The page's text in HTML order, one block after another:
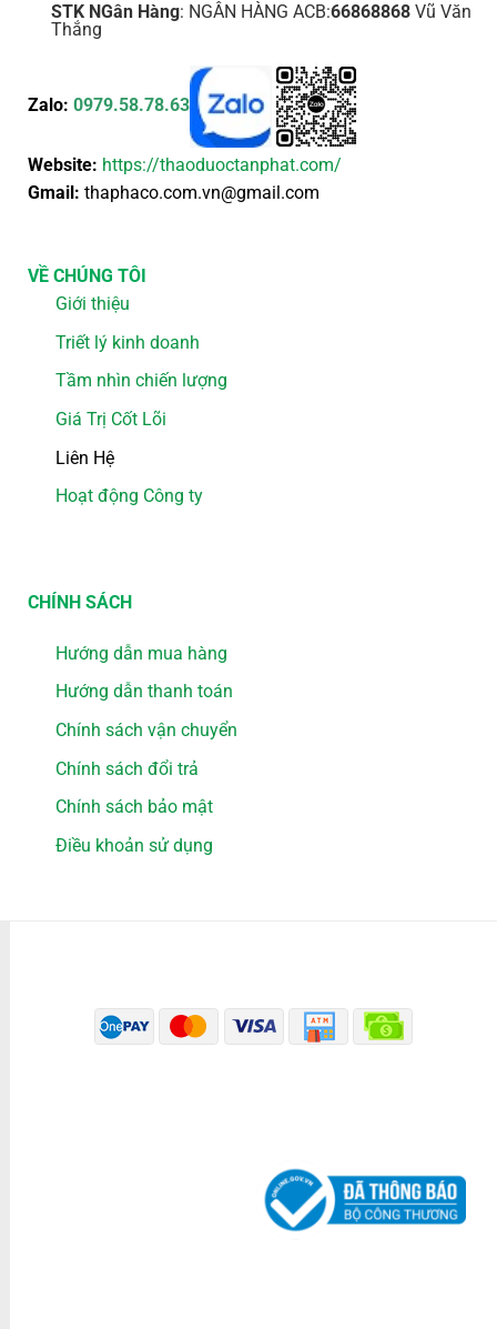
STK NGân Hàng: NGÂN HÀNG ACB:66868868Vũ Văn
Thắng
Zalo: 0979.58.78.63
Website: https://thaoduoctanphat.com/
Gmail: thaphaco.com.vn@gmail.com
VỀ CHÚNG TÔI
Giới thiệu
Triết lý kinh doanh
Tầm nhìn chiến lượng
Giá Trị Cốt Lõi
Liên Hệ
Hoạt động Công ty
CHÍNH SÁCH
Hướng dẫn mua hàng
Hướng dẫn thanh toán
Chính sách vận chuyển
Chính sách đổi trả
Chính sách bảo mật
Điều khoản sử dụng